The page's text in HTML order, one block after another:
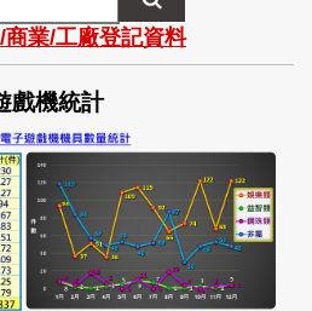
商業/工廠登記資料
戲機統計